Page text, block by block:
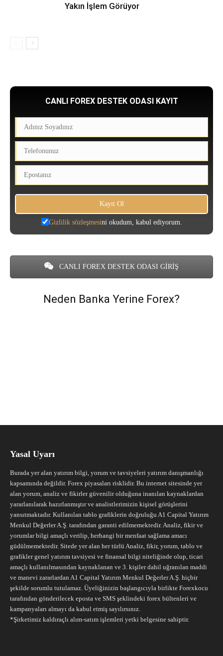
Yakın İşlem Görüyor
CANLI FOREX DESTEK ODASI KAYIT
Gizlilik sözleşmesini okudum, kabul ediyorum.
CANLI FOREX DESTEK ODASI GİRİŞ
Neden Banka Yerine Forex?
Yasal Uyarı
Burada yer alan yatırım bilgi, yorum ve tavsiyeleri yatırım danışmanlığı
kapsamında değildir. Forex piyasaları risklidir. Bu internet sitesinde yer
alan yorum, analiz ve fikirler güvenilir olduğuna inanılan kaynaklardan
yararlanılarak hazırlanmıştır ve analistlerimizin kişisel görüşlerini
yansıtmaktadır. Kullanılan tablo grafiklerin doğruluğu A1 Capital Yatırım
Menkul Değerler A.Ş. tarafından garanti edilmemektedir. Analiz, fikir ve
yorumlar bilgi amaçlı verilip, herhangi bir menfaat sağlama amacı
güdülmemektedir. Sitede yer alan her türlü Analiz, fikir, yorum, tablo ve
grafikler genel yatırım tavsiyesi ve finansal bilgi niteliğinde olup, ticari
amaçlı kullanılmasından kaynaklanan ve 3. kişiler dahil uğranılan maddi
ve manevi zararlardan A1 Capital Yatırım Menkul Değerler A.Ş. hiçbir
şekilde sorumlu tutulamaz. Üyeliğinizin başlangıcıyla birlikte Forexkocu
tarafından gönderilecek eposta ve SMS şeklindeki forex bültenleri ve
kampanyaları almayı da kabul etmiş sayılırsınız.
*Şirketimiz kaldıraçlı alım-satım işlemleri yetki belgesine sahiptir.